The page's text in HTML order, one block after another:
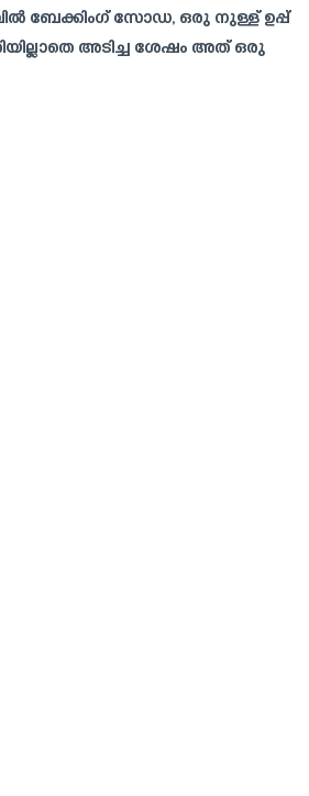
ബേക്കിംഗ് സോഡ, ഒരു നുള്ള് ഉപ്പ്
അടിച്ച ശേഷം അത് ഒരു